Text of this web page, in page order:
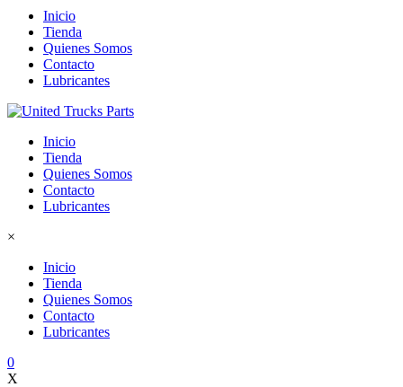
Inicio
Tienda
Quienes Somos
Contacto
Lubricantes
Inicio
Tienda
Quienes Somos
Contacto
Lubricantes
×
Inicio
Tienda
Quienes Somos
Contacto
Lubricantes
0
X